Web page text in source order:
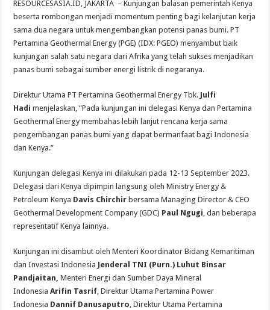
Terminal LPG Tanjung Sekong PET Jadi Terminal LPG Pertama di Dunia
RESOURCESASIA.ID, JAKARTA – Kunjungan balasan pemerintah Kenya
beserta rombongan menjadi momentum penting bagi kelanjutan kerja
sama dua negara untuk mengembangkan potensi panas bumi. PT
Pertamina Geothermal Energy (PGE) (IDX: PGEO) menyambut baik
kunjungan salah satu negara dari Afrika yang telah sukses menjadikan
panas bumi sebagai sumber energi listrik di negaranya.
Direktur Utama PT Pertamina Geothermal Energy Tbk. Julfi
Hadi menjelaskan, “Pada kunjungan ini delegasi Kenya dan Pertamina
Geothermal Energy membahas lebih lanjut rencana kerja sama
pengembangan panas bumi yang dapat bermanfaat bagi Indonesia
dan Kenya.”
Kunjungan delegasi Kenya ini dilakukan pada 12-13 September 2023.
Delegasi dari Kenya dipimpin langsung oleh Ministry Energy &
Petroleum Kenya Davis Chirchir bersama Managing Director & CEO
Geothermal Development Company (GDC) Paul Ngugi, dan beberapa
representatif Kenya lainnya.
Kunjungan ini disambut oleh Menteri Koordinator Bidang Kemaritiman
dan Investasi Indonesia Jenderal TNI (Purn.) Luhut Binsar
Pandjaitan,Menteri Energi dan Sumber Daya Mineral
IndonesiaArifin Tasrif, Direktur Utama Pertamina Power
Indonesia Dannif Danusaputro, Direktur Utama Pertamina